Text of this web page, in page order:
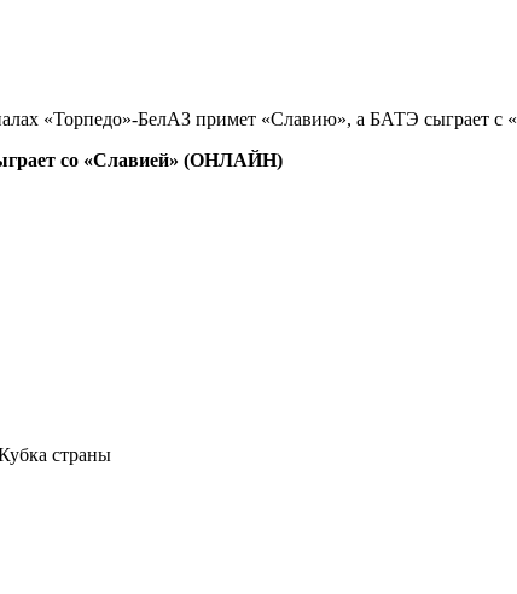
«Торпедо»-БелАЗ примет «Славию», а БАТЭ сыграет с
со «Славией» (ОНЛАЙН)